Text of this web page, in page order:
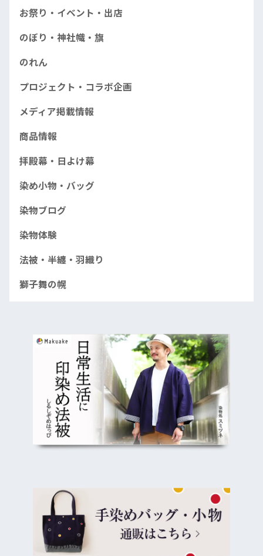
お祭り・イベント・出店
のぼり・神社幟・旗
のれん
プロジェクト・コラボ企画
メディア掲載情報
商品情報
拝殿幕・日よけ幕
染め小物・バッグ
染物ブログ
染物体験
法被・半纏・羽織り
獅子舞の幌